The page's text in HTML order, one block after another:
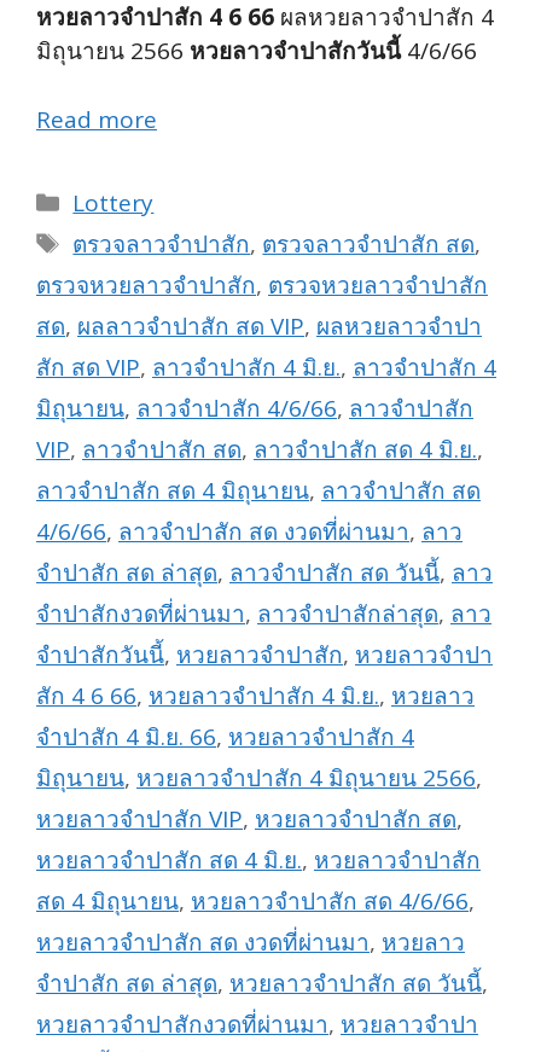
หวยลาวจำปาสัก 4 6 66 ผลหวยลาวจำปาสัก 4
มิถุนายน 2566 หวยลาวจำปาสักวันนี้4/6/66
Read more
Categories
Lottery
Tags
ตรวจลาวจำปาสัก, ตรวจลาวจำปาสัก สด,
ตรวจหวยลาวจำปาสัก, ตรวจหวยลาวจำปาสัก
สด, ผลลาวจำปาสัก สด VIP, ผลหวยลาวจำปา
สัก สด VIP, ลาวจำปาสัก 4 มิ.ย., ลาวจำปาสัก 4
มิถุนายน, ลาวจำปาสัก 4/6/66, ลาวจำปาสัก
VIP, ลาวจำปาสัก สด, ลาวจำปาสัก สด 4 มิ.ย.,
ลาวจำปาสัก สด 4 มิถุนายน, ลาวจำปาสัก สด
4/6/66, ลาวจำปาสัก สด งวดที่ผ่านมา, ลาว
จำปาสัก สด ล่าสุด, ลาวจำปาสัก สด วันนี้, ลาว
จำปาสักงวดที่ผ่านมา, ลาวจำปาสักล่าสุด, ลาว
จำปาสักวันนี้, หวยลาวจำปาสัก, หวยลาวจำปา
สัก 4 6 66, หวยลาวจำปาสัก 4 มิ.ย., หวยลาว
จำปาสัก 4 มิ.ย. 66, หวยลาวจำปาสัก 4
มิถุนายน, หวยลาวจำปาสัก 4 มิถุนายน 2566,
หวยลาวจำปาสัก VIP, หวยลาวจำปาสัก สด,
หวยลาวจำปาสัก สด 4 มิ.ย., หวยลาวจำปาสัก
สด 4 มิถุนายน, หวยลาวจำปาสัก สด 4/6/66,
หวยลาวจำปาสัก สด งวดที่ผ่านมา, หวยลาว
จำปาสัก สด ล่าสุด, หวยลาวจำปาสัก สด วันนี้,
หวยลาวจำปาสักงวดที่ผ่านมา, หวยลาวจำปา